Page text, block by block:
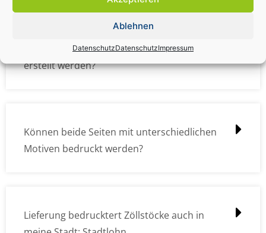
Ablehnen
DatenschutzDatenschutzImpressum
Wie müssen die Druckdateien angelegt /
erstellt werden?
Können beide Seiten mit unterschiedlichen
Motiven bedruckt werden?
Lieferung bedrucktert Zöllstöcke auch in